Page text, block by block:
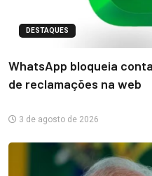
DESTAQUES
WhatsApp bloqueia
de reclamações na web
3 de agosto de 2026